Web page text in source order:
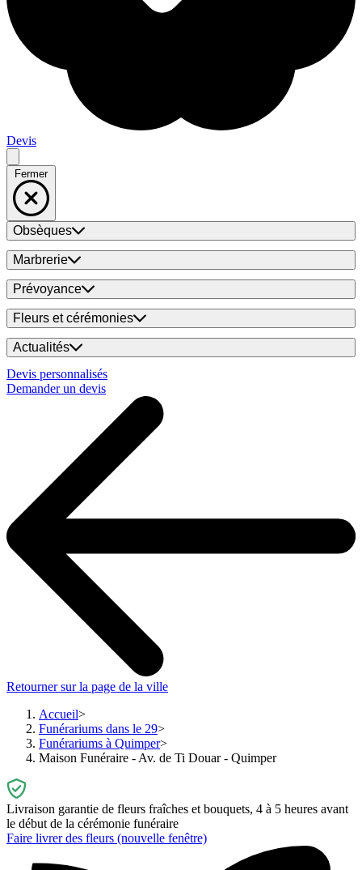
Devis
Fermer
Obsèques
Marbrerie
Prévoyance
Fleurs et cérémonies
Actualités
Devis personnalisés
Demander un devis
Retourner sur la page de la ville
Accueil
Funérariums dans le 29
Funérariums à Quimper
Maison Funéraire - Av. de Ti Douar - Quimper
Livraison garantie de fleurs fraîches et bouquets, 4 à 5 heures avant
le début de la cérémonie funéraire
Faire livrer des fleurs (nouvelle fenêtre)